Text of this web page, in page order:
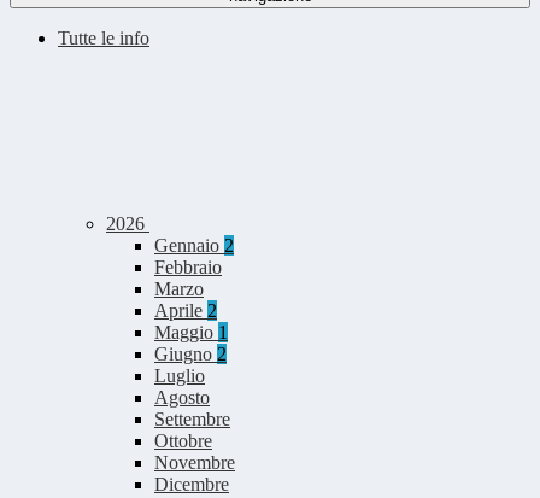
Tutte le info
2026
Gennaio 2
Febbraio
Marzo
Aprile 2
Maggio 1
Giugno 2
Luglio
Agosto
Settembre
Ottobre
Novembre
Dicembre